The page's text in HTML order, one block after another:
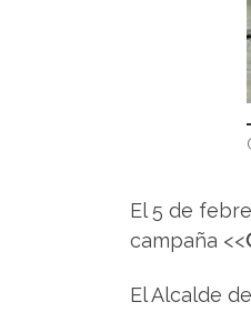
El 5 de
campaña <<
El Alcalde